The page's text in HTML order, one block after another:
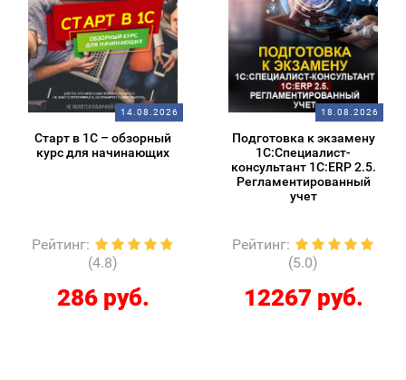
14.08.2026
Старт в 1С – обзорный
курс для начинающих
Рейтинг:
(4.8)
286 руб.
18.08.2026
Подготовка к экзамену
1С:Специалист-
консультант 1С:ERP 2.5.
Регламентированный
учет
Рейтинг:
(5.0)
12267 руб.